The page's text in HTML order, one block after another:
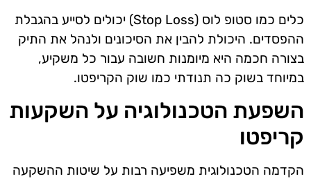
כלים כמו סטופ לוס (Stop Loss) יכולים לסייע בהגבלת
ההפסדים. היכולת להבין את הסיכונים ולנהל את התיק
בצורה חכמה היא מיומנות חשובה עבור כל משקיע,
במיוחד בשוק כה תנודתי כמו שוק הקריפטו.
השפעת הטכנולוגיה על השקעות
קריפטו
הקדמה הטכנולוגית משפיעה רבות על שיטות ההשקעה